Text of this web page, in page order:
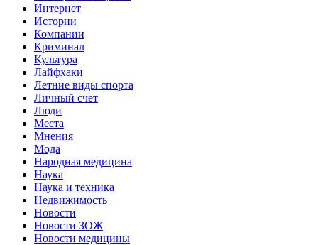
Интернет
Истории
Компании
Криминал
Культура
Лайфхаки
Летние виды спорта
Личный счет
Люди
Места
Мнения
Мода
Народная медицина
Наука
Наука и техника
Недвижимость
Новости
Новости ЗОЖ
Новости медицины